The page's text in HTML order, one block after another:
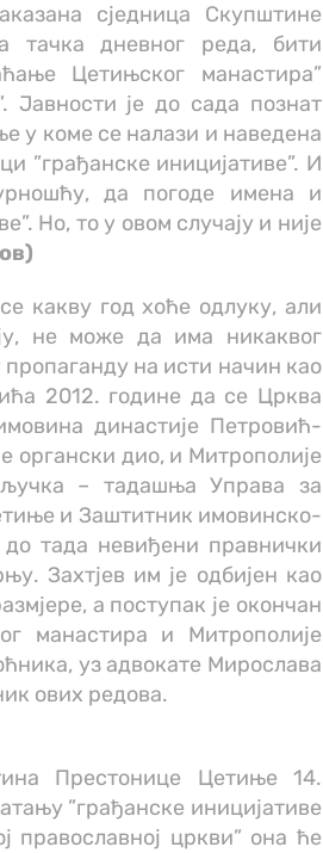
сједница Скупштине
тачка дневног реда, бити
Цетињског манастира”
Јавности је до сада познат
у коме се налази и наведена
”грађанске иницијативе”. И
да погоде имена и
Но, то у овом случају и није
какву год хоће одлуку, али
не може да има никаквог
на исти начин као
2012. године да се Црква
династије Петровић-
органски дио, и Митрополије
– тадашња Управа за
и Заштитник имовинско-
тада невиђени правнички
Захтјев им је одбијен као
а поступак је окончан
манастира и Митрополије
уз адвокате Мирослава
ових редова.
Престонице Цетиње 14.
”грађанске иницијативе
православној цркви” она ће